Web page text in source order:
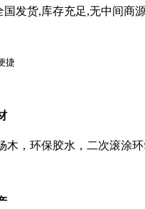
国发货,库存充足,无中间商
捷
木，环保胶水，二次滚涂